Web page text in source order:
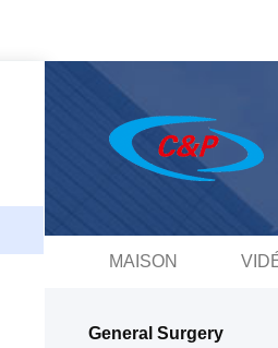
MAISON
General Surgery